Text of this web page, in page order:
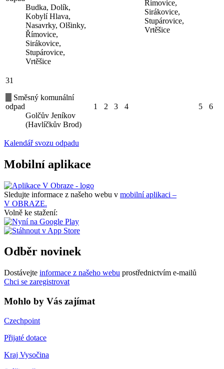
Budka, Dolík,
Kobylí Hlava,
Nasavrky, Olšinky,
Římovice,
Sirákovice,
Stupárovice,
Vrtěšice
Římovice,
Sirákovice,
Stupárovice,
Vrtěšice
31
Směsný komunální
odpad
Golčův Jeníkov
(Havlíčkův Brod)
1 2 3 4 5 6
Kalendář svozu odpadu
Mobilní aplikace
Sledujte informace z našeho webu v mobilní aplikaci –
V OBRAZE.
Volně ke stažení:
Odběr novinek
Dostávejte informace z našeho webu prostřednictvím e-mailů
Chci se zaregistrovat
Mohlo by Vás zajímat
Czechpoint
Přijaté dotace
Kraj Vysočina